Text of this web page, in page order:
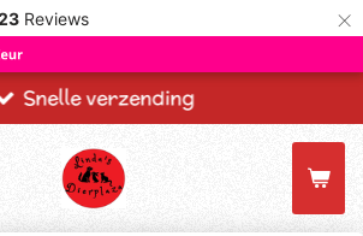
Reviews ×
Snelle verzending